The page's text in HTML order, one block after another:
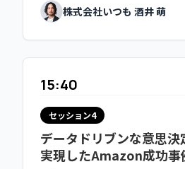
楽天グループ株式会社 秦
株式会社いつも 神野 潤一
15:40
セッション4
楽天カテゴリートップ
株式会社いつも 酒井 萌
15:40
セッション4
データドリブンな意思決
実現したAmazon成功事